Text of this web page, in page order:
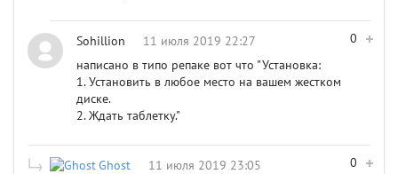
0
Sohillion
11 июля 2019 22:27
написано в типо репаке вот что "Установка:
1. Установить в любое место на вашем жестком
диске.
2. Ждать таблетку."
0
Ghost
11 июля 2019 23:05